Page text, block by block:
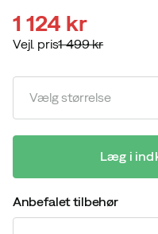
discounted
price
1 124 kr
original
price
Vejl. pris1 499 kr
Vælg størrelse
Læg i
Anbefalet tilbehør